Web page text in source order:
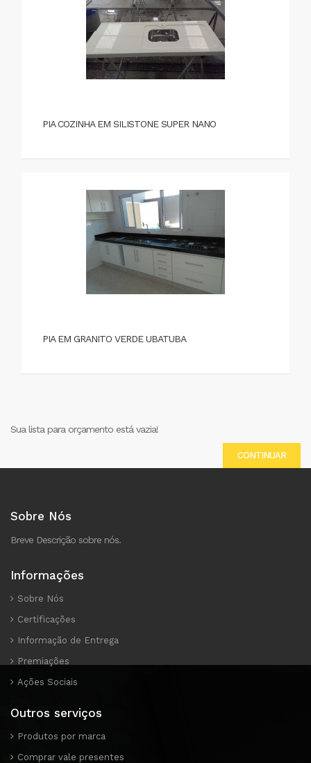
PIA COZINHA EM SILISTONE SUPER NANO
PIA EM GRANITO VERDE UBATUBA
Sua lista para orçamento está vazia!
CONTINUAR
Sobre Nós
Breve Descrição sobre nós.
Informações
Sobre Nós
Certificações
Informação de Entrega
Premiações
Ações Sociais
Outros serviços
Produtos por marca
Comprar vale presentes